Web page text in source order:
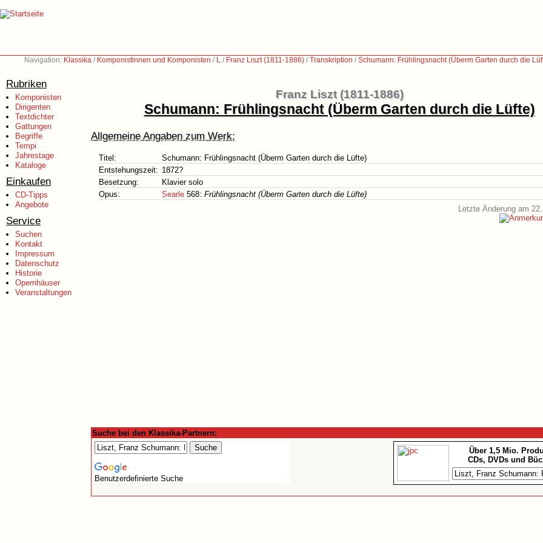
Navigation: Klassika / Komponistinnen und Komponisten / L / Franz Liszt (1811-1886) /Transkription /Schumann: Frühlingsnacht (Überm Garten durch die
Rubriken
Komponisten
Dirigenten
Textdichter
Gattungen
Begriffe
Tempi
Jahrestage
Kataloge
Einkaufen
CD-Tipps
Angebote
Service
Suchen
Kontakt
Impressum
Datenschutz
Historie
Opernhäuser
Veranstaltungen
Franz Liszt (1811-1886)
Schumann: Frühlingsnacht (Überm Garten durch die Lüfte)
Allgemeine Angaben zum Werk:
Titel:
Schumann: Frühlingsnacht (Überm Garten durch die Lüfte)
Entstehungszeit: 1872?
Besetzung:
Klavier solo
Opus:
Searle 568: Frühlingsnacht (Überm Garten durch die Lüfte)
Letzte Änderung am
Suche bei den Klassika-Partnern:
Benutzerdefinierte Suche
Über 1,5 Mio.
CDs, DVDs und